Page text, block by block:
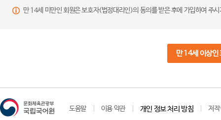
만 14세 미만인 회원은 보호자(법정대리인)의 동의를 받은 후에 가입하여 주
만 14세 이상인
도움말 이용 약관 개인 정보 처리 방침 저